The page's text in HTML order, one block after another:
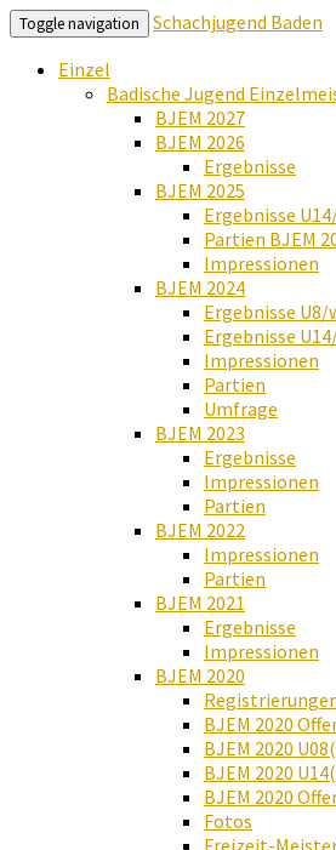
Toggle navigation
Schachjugend Baden
Einzel
Badische Jugend
BJEM 2027
BJEM 2026
Ergebnisse
BJEM 2025
Ergebnisse
Partien BJEM
Impressionen
BJEM 2024
Ergebnisse
Ergebnisse
Impressionen
Partien
Umfrage
BJEM 2023
Ergebnisse
Impressionen
Partien
BJEM 2022
Impressionen
Partien
BJEM 2021
Ergebnisse
Impressionen
BJEM 2020
BJEM 2020
BJEM 2020
BJEM 2020
BJEM 2020
Fotos
Freizeit-